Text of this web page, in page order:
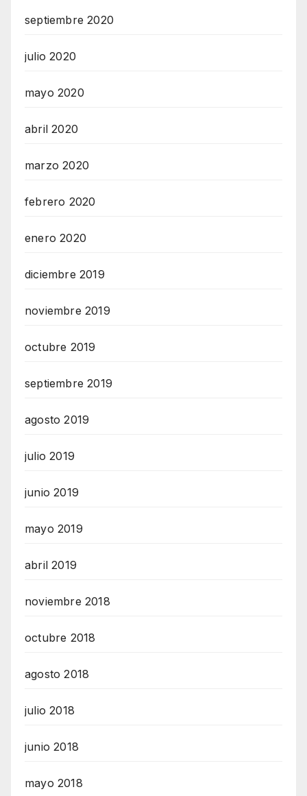
septiembre 2020
julio 2020
mayo 2020
abril 2020
marzo 2020
febrero 2020
enero 2020
diciembre 2019
noviembre 2019
octubre 2019
septiembre 2019
agosto 2019
julio 2019
junio 2019
mayo 2019
abril 2019
noviembre 2018
octubre 2018
agosto 2018
julio 2018
junio 2018
mayo 2018